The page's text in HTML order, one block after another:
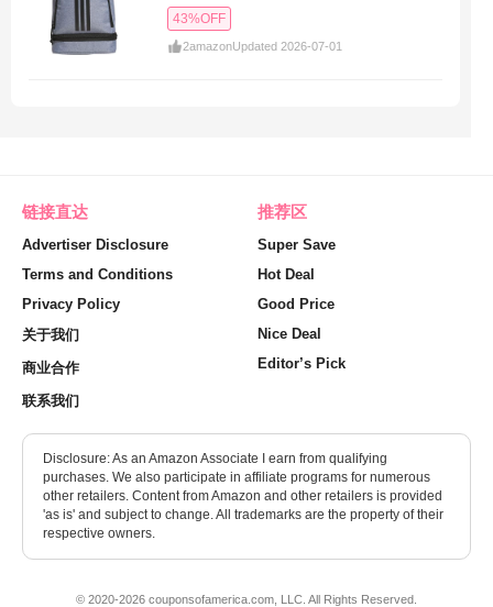
43%OFF
2amazonUpdated 2026-07-01
链接直达
Advertiser Disclosure
Terms and Conditions
Privacy Policy
关于我们
商业合作
联系我们
推荐区
Super Save
Hot Deal
Good Price
Nice Deal
Editor’s Pick
Disclosure: As an Amazon Associate I earn from qualifying
purchases. We also participate in affiliate programs for numerous
other retailers. Content from Amazon and other retailers is provided
'as is' and subject to change. All trademarks are the property of their
respective owners.
© 2020-2026 couponsofamerica.com, LLC. All Rights Reserved.